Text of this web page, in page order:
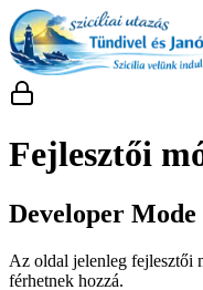
Fejlesztői
Developer Mode
Az oldal jelenleg fejlesztői
férhetnek hozzá.